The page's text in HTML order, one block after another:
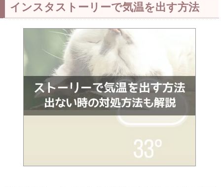
インスタストーリーで気温を出す方法